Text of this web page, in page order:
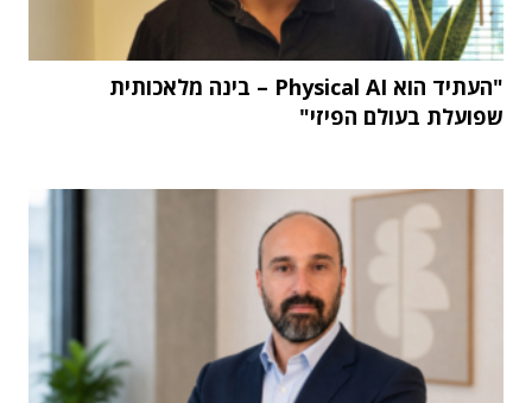
"העתיד הוא Physical AI – בינה מלאכותית
שפועלת בעולם הפיזי"